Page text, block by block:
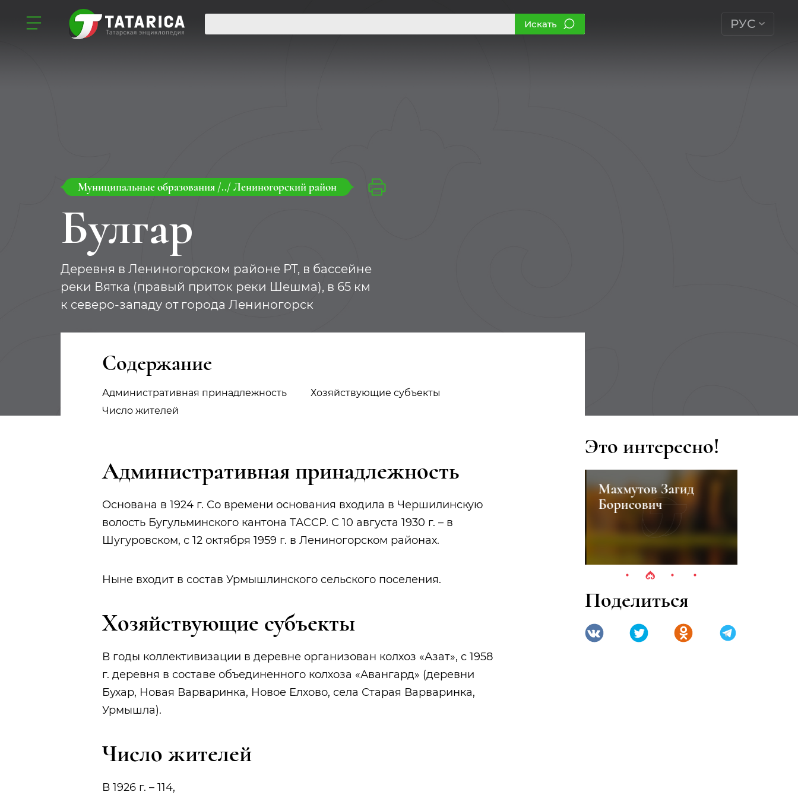
Искать РУС
Муниципальные образования /../ Лениногорский район
Булгар
Деревня в Лениногорском районе РТ, в бассейне
реки Вятка (правый приток реки Шешма), в 65 км
к северо-западу от города Лениногорск
Содержание
Административная принадлежность
Хозяйствующие субъекты
Число жителей
Административная принадлежность
Основана в 1924 г. Со времени основания входила в Чершилинскую
волость Бугульминского кантона ТАССР. С 10 августа 1930 г. – в
Шугуровском, с 12 октября 1959 г. в Лениногорском районах.
Ныне входит в состав Урмышлинского сельского поселения.
Хозяйствующие субъекты
В годы коллективизации в деревне организован колхоз «Азат», с 1958
г. деревня в составе объединенного колхоза «Авангард» (деревни
Бухар, Новая Варваринка, Новое Елхово, села Старая Варваринка,
Урмышла).
Число жителей
В 1926 г. – 114,
Это интересно!
Салиахмет Мадина
Хусаиновна
Махмутов Загид
Борисович
Поделиться